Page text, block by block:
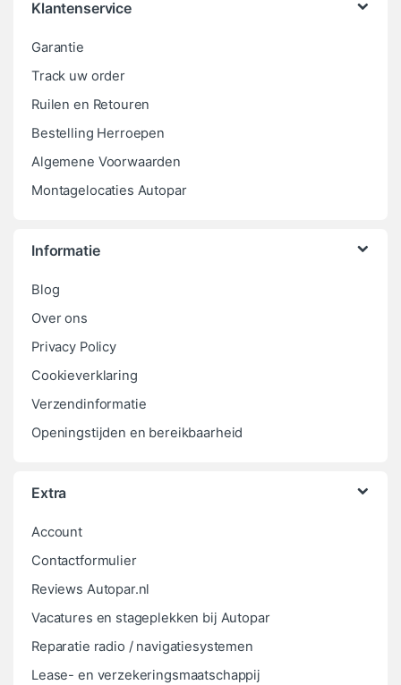
Klantenservice
Garantie
Track uw order
Ruilen en Retouren
Bestelling Herroepen
Algemene Voorwaarden
Montagelocaties Autopar
Informatie
Blog
Over ons
Privacy Policy
Cookieverklaring
Verzendinformatie
Openingstijden en bereikbaarheid
Extra
Account
Contactformulier
Reviews Autopar.nl
Vacatures en stageplekken bij Autopar
Reparatie radio / navigatiesystemen
Lease- en verzekeringsmaatschappij